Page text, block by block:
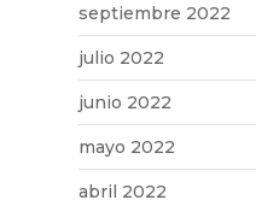
septiembre 2022
julio 2022
junio 2022
mayo 2022
abril 2022